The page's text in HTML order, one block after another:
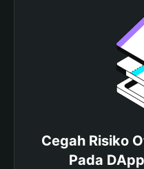
Cegah Risiko
Pada